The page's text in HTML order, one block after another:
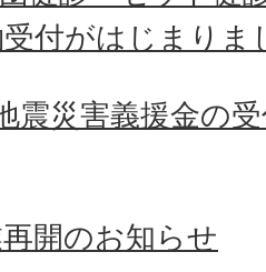
付がはじまりま
震災害義援金の
開のお知らせ